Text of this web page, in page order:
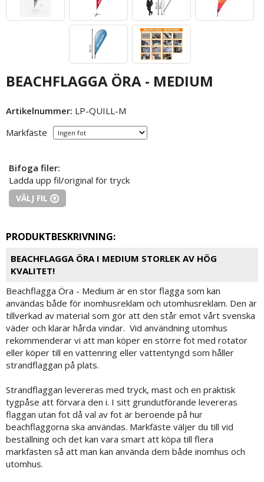
BEACHFLAGGA ÖRA - MEDIUM
Artikelnummer: LP-QUILL-M
Markfäste
Bifoga filer:
Ladda upp fil/original för tryck
VÄLJ FIL
PRODUKTBESKRIVNING:
BEACHFLAGGA ÖRA I MEDIUM STORLEK AV HÖG
KVALITET!
Beachflagga Öra - Medium är en stor flagga som kan
användas både för inomhusreklam och utomhusreklam. Den är
tillverkad av material som gör att den står emot vårt svenska
väder och klarar hårda vindar. Vid användning utomhus
rekommenderar vi att man köper en större fot med rotator
eller köper till en vattenring eller vattentyngd som håller
strandflaggan på plats.
Strandflaggan levereras med tryck, mast och en praktisk
tygpåse att förvara den i. I sitt grundutförande levereras
flaggan utan fot då val av fot är beroende på hur
beachflaggorna ska användas. Markfäste väljer du till vid
beställning och det kan vara smart att köpa till flera
markfästen så att man kan använda dem både inomhus och
utomhus.